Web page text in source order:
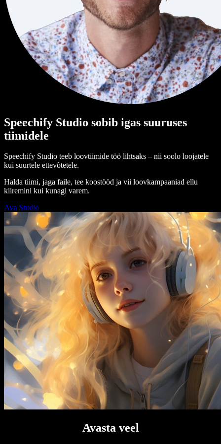
Speechify Studio sobib igas suuruses
tiimidele
Speechify Studio teeb loovtiimide töö lihtsaks – nii soolo loojatele
kui suurtele ettevõtetele.
Halda tiimi, jaga faile, tee koostööd ja vii loovkampaaniad ellu
kiiremini kui kunagi varem.
Ava Studio
Avasta veel